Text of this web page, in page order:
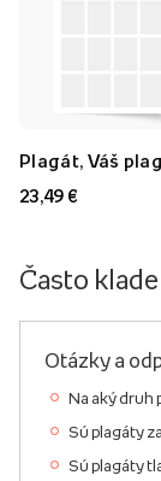
23,49 €
Často
Otázky a
Na aký druh
Sú plagáty
Sú plagáty